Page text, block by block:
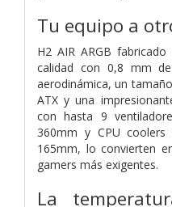
Tu equipo a
H2 AIR ARGB
calidad con 0,8 mm
aerodinámica, un
ATX y una
con hasta 9
360mm y CPU
165mm, lo convierten
gamers más exigentes.
La